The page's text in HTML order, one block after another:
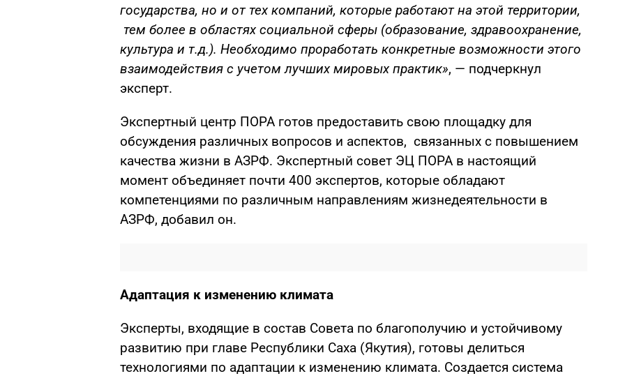
государства, но и от тех компаний, которые работают на этой территории,
тем более в областях социальной сферы (образование, здравоохранение,
культура и т.д.). Необходимо проработать конкретные возможности этого
взаимодействия с учетом лучших мировых практик», — подчеркнул
эксперт.
Экспертный центр ПОРА готов предоставить свою площадку для
обсуждения различных вопросов и аспектов, связанных с повышением
качества жизни в АЗРФ. Экспертный совет ЭЦ ПОРА в настоящий
момент объединяет почти 400 экспертов, которые обладают
компетенциями по различным направлениям жизнедеятельности в
АЗРФ, добавил он.
Адаптация к изменению климата
Эксперты, входящие в состав Совета по благополучию и устойчивому
развитию при главе Республики Саха (Якутия), готовы делиться
технологиями по адаптации к изменению климата. Создается система